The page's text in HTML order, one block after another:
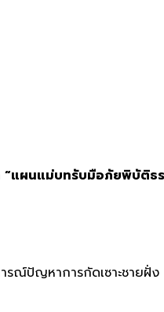
“แผนแม่บทรับมือภัยพิบัติธ
ปัญหาการกัดเซาะชายฝั่ง